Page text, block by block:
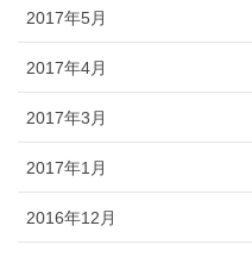
2017年5月
2017年4月
2017年3月
2017年1月
2016年12月